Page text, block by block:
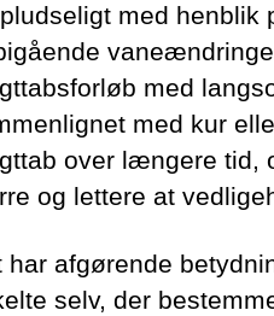
med henblik
med
med kur
over længere tid,
og lettere at
har afgørende
selv, der